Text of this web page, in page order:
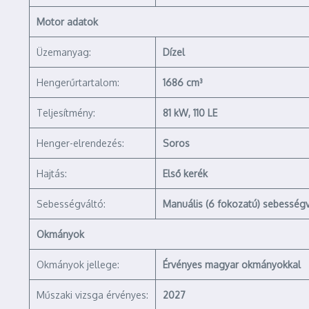
Motor adatok
Üzemanyag: Dízel
Hengerűrtartalom: 1686 cm³
Teljesítmény: 81 kW, 110 LE
Henger-elrendezés: Soros
Hajtás: Első kerék
Sebességváltó: Manuális (6 fokozatú)
Okmányok
Okmányok jellege: Érvényes magyar okmányokkal
Műszaki vizsga érvényes: 2027